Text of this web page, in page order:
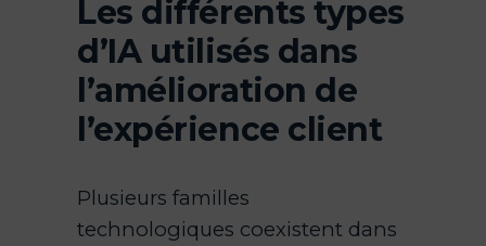
Les différents types
d’IA utilisés dans
l’amélioration de
l’expérience client
Plusieurs familles
technologiques coexistent dans